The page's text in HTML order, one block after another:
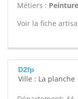
Métiers :
Voir la fiche
D2fp
Ville : La planche